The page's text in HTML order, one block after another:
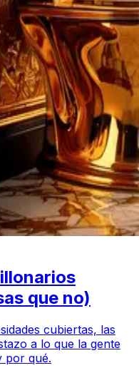
que no)
cubiertas, las
a lo que la gente
por qué.